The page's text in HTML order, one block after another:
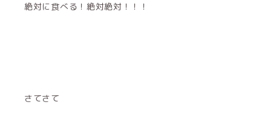
絶対に食べる！絶対絶対！！！
さてさて